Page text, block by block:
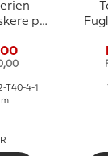
på
T40-4-1